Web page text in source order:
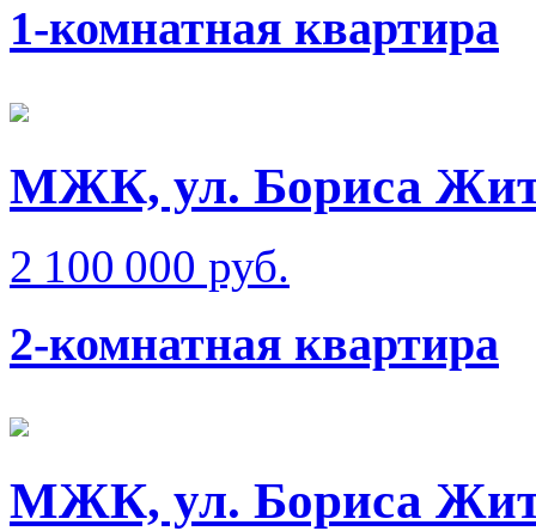
1-комнатная квартира
МЖК, ул. Бориса
2 100 000 руб.
2-комнатная квартира
МЖК, ул. Бориса